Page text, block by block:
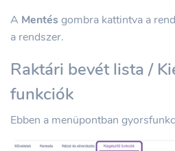
A Mentés gombra kattintva a
a rendszer.
Raktári bevét lista /
funkciók
Ebben a menüpontban